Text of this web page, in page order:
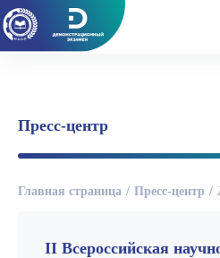
Пресс-центр
Главная страница Пресс-центр
II Всероссийская